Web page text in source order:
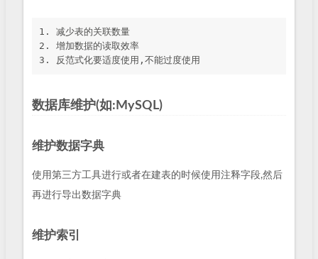
1. 减少表的关联数量
2. 增加数据的读取效率
数据库维护(如:MySQL)
维护数据字典
使用第三方工具进行或者在建表的时候使用注释字段,然后
再进行导出数据字典
维护索引